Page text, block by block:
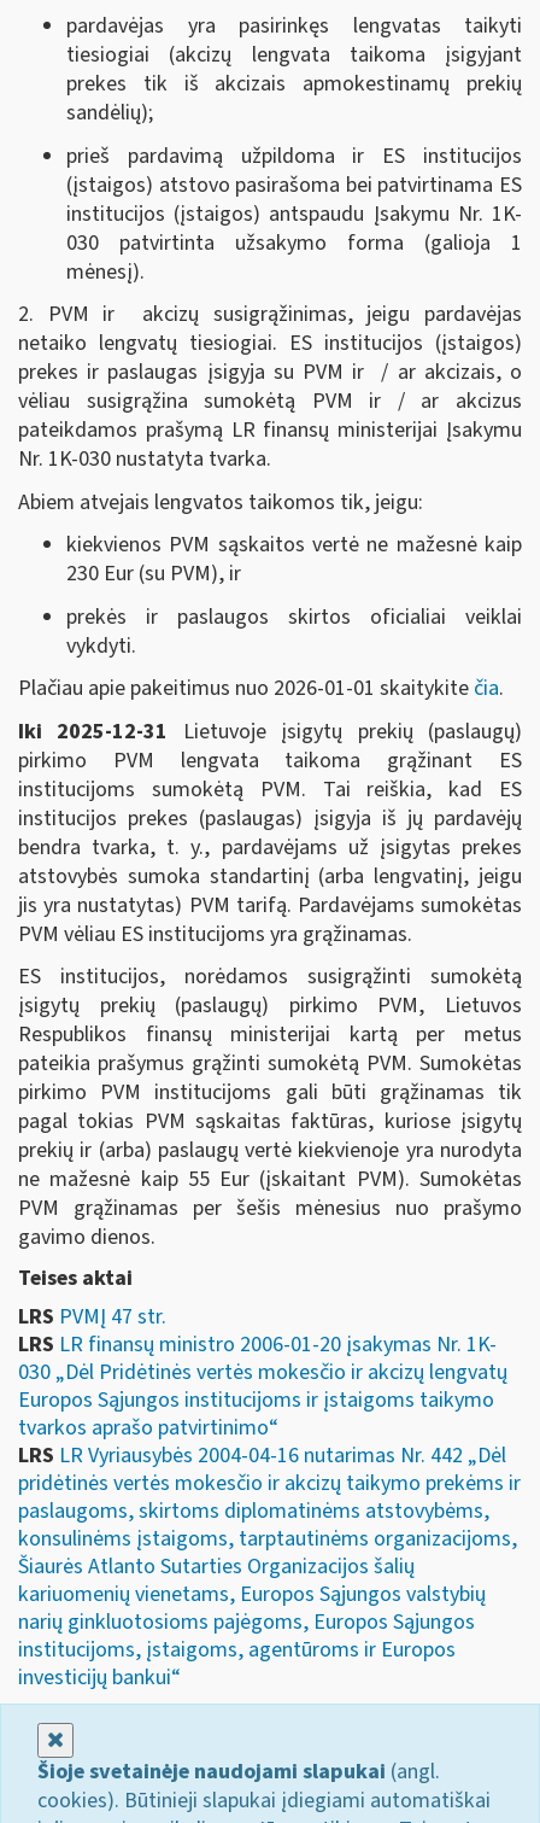
pardavėjas yra pasirinkęs lengvatas taikyti
tiesiogiai (akcizų lengvata taikoma įsigyjant
prekes tik iš akcizais apmokestinamų prekių
sandėlių);
prieš pardavimą užpildoma ir ES institucijos
(įstaigos) atstovo pasirašoma bei patvirtinama ES
institucijos (įstaigos) antspaudu Įsakymu Nr. 1K-
030 patvirtinta užsakymo forma (galioja 1
mėnesį).
2. PVM ir akcizų susigrąžinimas, jeigu pardavėjas
netaiko lengvatų tiesiogiai. ES institucijos (įstaigos)
prekes ir paslaugas įsigyja su PVM ir / ar akcizais, o
vėliau susigrąžina sumokėtą PVM ir / ar akcizus
pateikdamos prašymą LR finansų ministerijai Įsakymu
Nr. 1K-030 nustatyta tvarka.
Abiem atvejais lengvatos taikomos tik, jeigu:
kiekvienos PVM sąskaitos vertė ne mažesnė kaip
230 Eur (su PVM), ir
prekės ir paslaugos skirtos oficialiai veiklai
vykdyti.
Plačiau apie pakeitimus nuo 2026-01-01 skaitykite čia.
Iki 2025-12-31 Lietuvoje įsigytų prekių (paslaugų)
pirkimo PVM lengvata taikoma grąžinant ES
institucijoms sumokėtą PVM. Tai reiškia, kad ES
institucijos prekes (paslaugas) įsigyja iš jų pardavėjų
bendra tvarka, t. y., pardavėjams už įsigytas prekes
atstovybės sumoka standartinį (arba lengvatinį, jeigu
jis yra nustatytas) PVM tarifą. Pardavėjams sumokėtas
PVM vėliau ES institucijoms yra grąžinamas.
ES institucijos, norėdamos susigrąžinti sumokėtą
įsigytų prekių (paslaugų) pirkimo PVM, Lietuvos
Respublikos finansų ministerijai kartą per metus
pateikia prašymus grąžinti sumokėtą PVM. Sumokėtas
pirkimo PVM institucijoms gali būti grąžinamas tik
pagal tokias PVM sąskaitas faktūras, kuriose įsigytų
prekių ir (arba) paslaugų vertė kiekvienoje yra nurodyta
ne mažesnė kaip 55 Eur (įskaitant PVM). Sumokėtas
PVM grąžinamas per šešis mėnesius nuo prašymo
gavimo dienos.
Teises aktai
LRS PVMĮ 47 str.
LRS LR finansų ministro 2006-01-20 įsakymas Nr. 1K-
030 „Dėl Pridėtinės vertės mokesčio ir akcizų lengvatų
Europos Sąjungos institucijoms ir įstaigoms taikymo
tvarkos aprašo patvirtinimo“
LRS LR Vyriausybės 2004-04-16 nutarimas Nr. 442 „Dėl
pridėtinės vertės mokesčio ir akcizų taikymo prekėms ir
paslaugoms, skirtoms diplomatinėms atstovybėms,
konsulinėms įstaigoms, tarptautinėms organizacijoms,
Šiaurės Atlanto Sutarties Organizacijos šalių
kariuomenių vienetams, Europos Sąjungos valstybių
narių ginkluotosioms pajėgoms, Europos Sąjungos
institucijoms, įstaigoms, agentūroms ir Europos
investicijų bankui“
Šioje svetainėje naudojami slapukai (angl.
cookies). Būtinieji slapukai įdiegiami automatiškai